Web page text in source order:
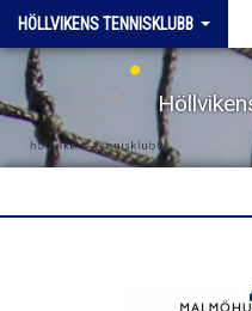
HÖLLVIKENS TENNISKLUBB